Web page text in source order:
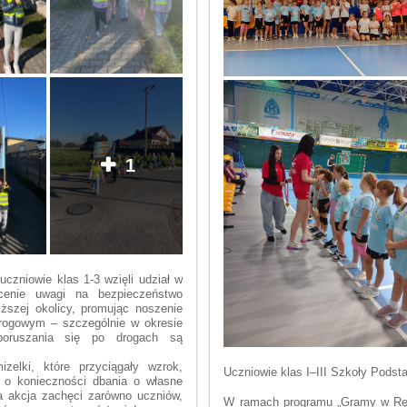
1
klas 1-3 wzięli udział w
uwagi na bezpieczeństwo
okolicy, promując noszenie
– szczególnie w okresie
się po drogach są
które przyciągały wzrok,
konieczności dbania o własne
zachęci zarówno uczniów,
Uczniowie klas I–III Szkoły
W ramach programu „Gramy w